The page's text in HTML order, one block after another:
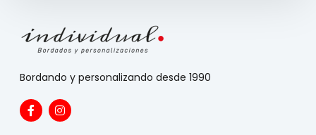
Bordando y personalizando desde 1990